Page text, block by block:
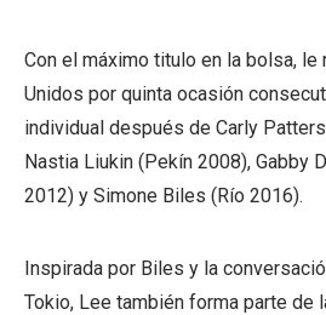
Con el máximo titulo en la bolsa, le
Unidos por quinta ocasión
individual después de Carly
Nastia Liukin (Pekín 2008), Gabby
2012) y Simone Biles (Río 2016).
Inspirada por Biles y la
Tokio, Lee también forma parte de